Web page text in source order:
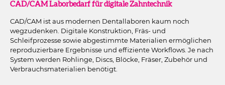
CAD/CAM Laborbedarf für digitale Zahntechnik
CAD/CAM ist aus modernen Dentallaboren kaum noch
wegzudenken. Digitale Konstruktion, Fräs- und
Schleifprozesse sowie abgestimmte Materialien ermöglichen
reproduzierbare Ergebnisse und effiziente Workflows. Je nach
System werden Rohlinge, Discs, Blöcke, Fräser, Zubehör und
Verbrauchsmaterialien benötigt.